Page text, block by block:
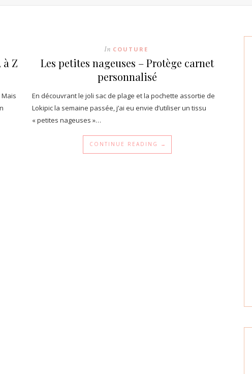
Z
In COUTURE
Les petites nageuses – Protège carnet
personnalisé
En découvrant le joli sac de plage et la pochette assortie de
Lokipic la semaine passée, j’ai eu envie d’utiliser un tissu
« petites nageuses »…
CONTINUE READING →